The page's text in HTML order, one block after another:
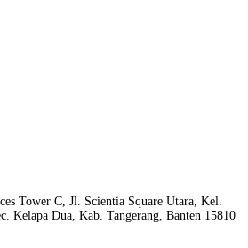
Tower C, Jl. Scientia Square Utara, Kel.
Kelapa Dua, Kab. Tangerang, Banten 15810